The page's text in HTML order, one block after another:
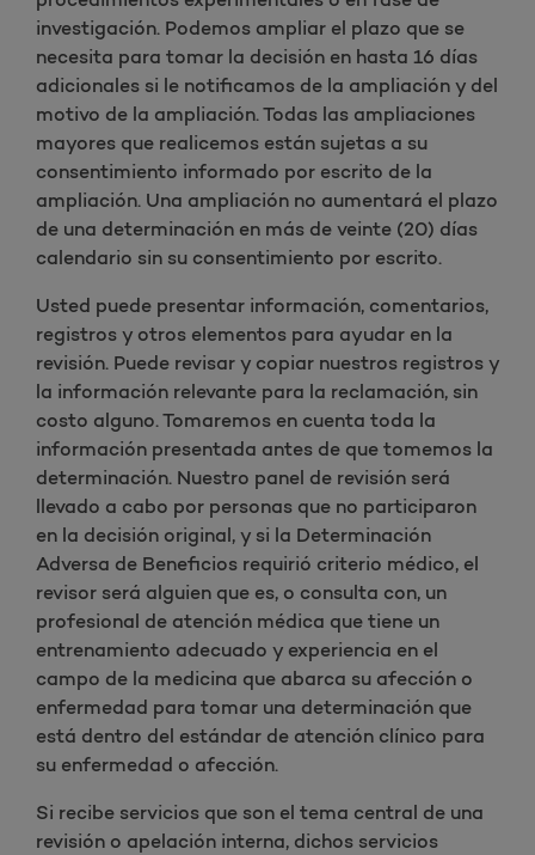
investigación. Podemos ampliar el plazo que se
necesita para tomar la decisión en hasta 16 días
adicionales si le notificamos de la ampliación y del
motivo de la ampliación. Todas las ampliaciones
mayores que realicemos están sujetas a su
consentimiento informado por escrito de la
ampliación. Una ampliación no aumentará el plazo
de una determinación en más de veinte (20) días
calendario sin su consentimiento por escrito.
Usted puede presentar información, comentarios,
registros y otros elementos para ayudar en la
revisión. Puede revisar y copiar nuestros registros y
la información relevante para la reclamación, sin
costo alguno. Tomaremos en cuenta toda la
información presentada antes de que tomemos la
determinación. Nuestro panel de revisión será
llevado a cabo por personas que no participaron
en la decisión original, y si la Determinación
Adversa de Beneficios requirió criterio médico, el
revisor será alguien que es, o consulta con, un
profesional de atención médica que tiene un
entrenamiento adecuado y experiencia en el
campo de la medicina que abarca su afección o
enfermedad para tomar una determinación que
está dentro del estándar de atención clínico para
su enfermedad o afección.
Si recibe servicios que son el tema central de una
revisión o apelación interna, dichos servicios